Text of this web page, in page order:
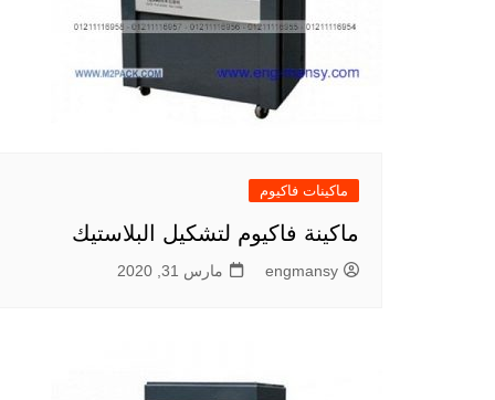
ماكينات فاكيوم
ماكينة فاكيوم لتشكيل البلاستيك
engmansy مارس 31, 2020